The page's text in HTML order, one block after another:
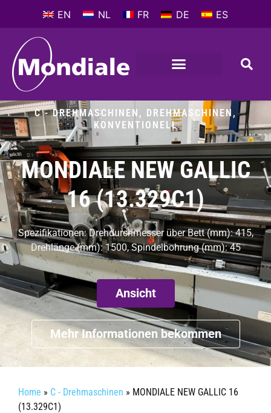
EN NL FR DE ES
C - DREHMASCHINEN , DREHMASCHINEN,
KONVENTIONELL
MONDIALE NEW GALLIC
16 (13.329C1)
Spezifikationen: Drehdurchmesser über Bett (mm): 415,
Drehlänge (mm): 1500, Spindelbohrung (mm): 45
Ansicht
Mehr Informationen bekommen
Home » C - Drehmaschinen » MONDIALE NEW GALLIC 16
(13.329C1)